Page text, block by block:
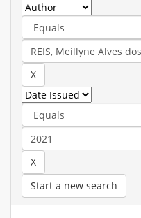
Start a new search